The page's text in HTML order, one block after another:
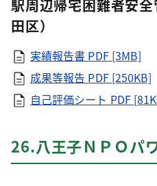
駅周辺帰宅困難者安
田区）
実績報告書 PDF [3MB]
成果等報告 PDF [250KB]
自己評価シート PDF
26.八王子ＮＰＯパ